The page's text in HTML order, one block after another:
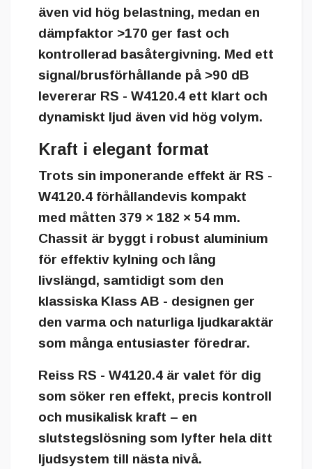
även vid hög belastning, medan en
dämpfaktor >170 ger fast och
kontrollerad basåtergivning. Med ett
signal/brusförhållande på >90 dB
levererar RS - W4120.4 ett klart och
dynamiskt ljud även vid hög volym.
Kraft i elegant format
Trots sin imponerande effekt är RS -
W4120.4 förhållandevis kompakt
med måtten 379 × 182 × 54 mm.
Chassit är byggt i robust aluminium
för effektiv kylning och lång
livslängd, samtidigt som den
klassiska Klass AB - designen ger
den varma och naturliga ljudkaraktär
som många entusiaster föredrar.
Reiss RS - W4120.4 är valet för dig
som söker ren effekt, precis kontroll
och musikalisk kraft – en
slutstegslösning som lyfter hela ditt
ljudsystem till nästa nivå.